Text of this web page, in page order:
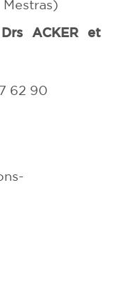
Mestras)
Drs ACKER et
62 90